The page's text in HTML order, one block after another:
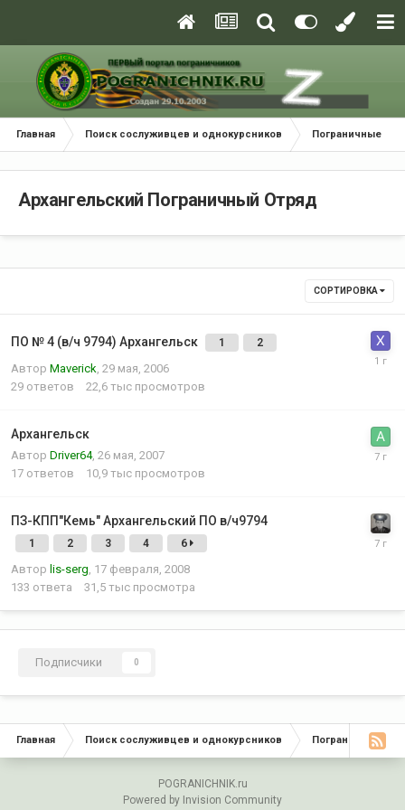
Главная Поиск сослуживцев и однокурсников Пограничные
Архангельский Пограничный Отряд
СОРТИРОВКА
ПО № 4 (в/ч 9794) Архангельск 1 2
Автор Maverick 29 мая, 2006
29 ответов 22,6 тыс просмотров
Архангельск
Автор Driver64, 26 мая, 2007
17 ответов 10,9 тыс просмотров
ПЗ-КПП"Кемь" Архангельский ПО в/ч9794
1 2 3 4 6
Автор lis-serg 17 февраля, 2008
133 ответа 31,5 тыс просмотра
Подписчики 0
Главная Поиск сослуживцев и однокурсников Пограничные
POGRANICHNIK.ru
Powered by Invision Community